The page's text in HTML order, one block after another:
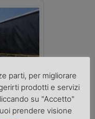
Provinciale
sequestro
di
parti, per migliorare
prodotti e servizi
su "Accetto"
prendere visione